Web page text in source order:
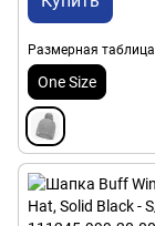
Размерная таблица
One Size